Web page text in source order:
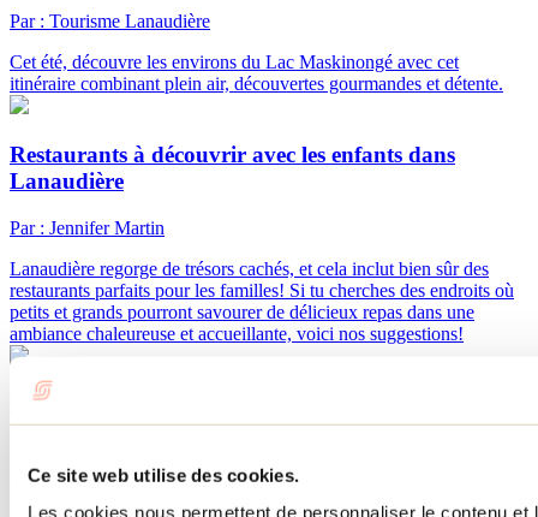
Ce site web utilise des cookies.
Les cookies nous permettent de personnaliser le contenu
Par : Tourisme Lanaudière
Cet été, découvre les environs du Lac Maskinongé avec cet
itinéraire combinant plein air, découvertes gourmandes et détente.
Restaurants à découvrir avec les enfants dans
Lanaudière
Par : Jennifer Martin
Lanaudière regorge de trésors cachés, et cela inclut bien sûr des
restaurants parfaits pour les familles! Si tu cherches des endroits où
petits et grands pourront savourer de délicieux repas dans une
ambiance chaleureuse et accueillante, voici nos suggestions!
Lac Maskinongé et ses environs : le parfait itinéraire
pour explorer la région cet hiver
Par : Jennifer Martin